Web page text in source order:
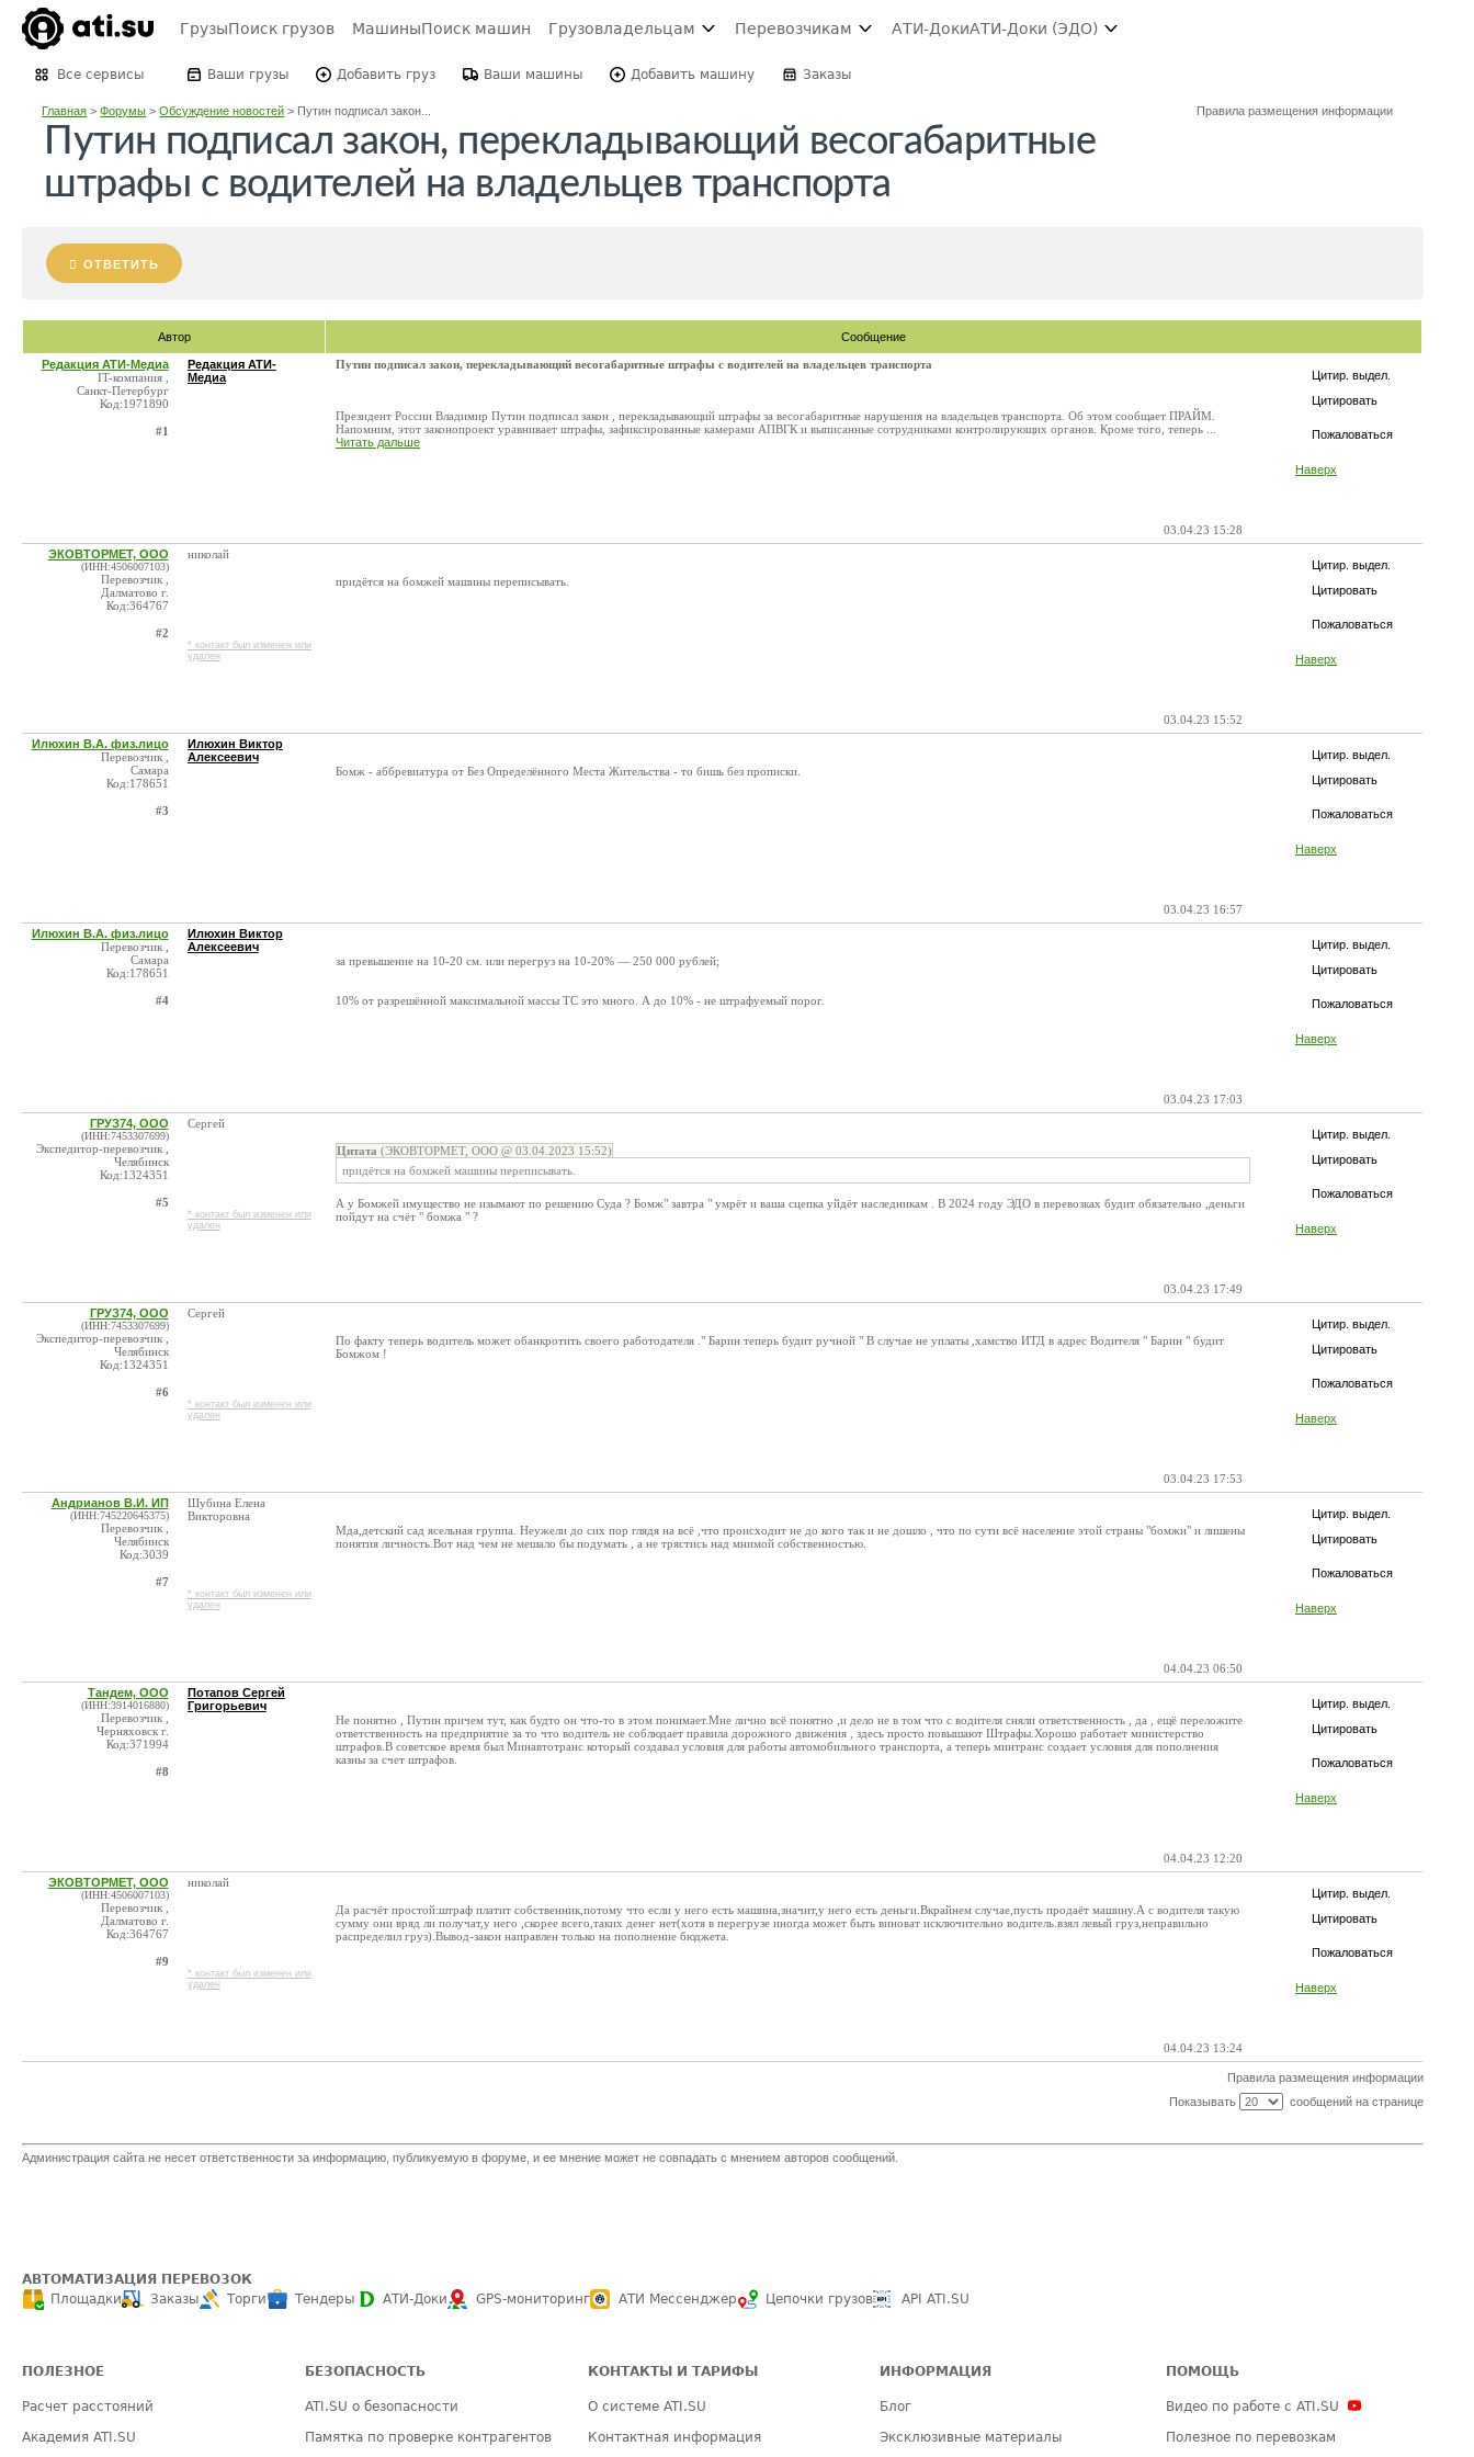
ГрузыПоиск грузов МашиныПоиск машин Грузовладельцам Перевозчикам АТИ-ДокиАТИ-Доки (ЭДО)
Все сервисы Ваши грузы Добавить груз Ваши машины Добавить машину Заказы
Главная >Форумы >Обсуждение новостей > Путин подписал закон... Правила размещения информации
Путин подписал закон, перекладывающий весогабаритные
штрафы с водителей на владельцев транспорта
ОТВЕТИТЬ
Автор Сообщение
Цитир. выдел.
Цитировать
Пожаловаться
Наверх
Редакция АТИ-Медиа
IT-компания ,
Санкт-Петербург
Код:1971890
#1
Редакция АТИ-
Медиа
Путин подписал закон, перекладывающий весогабаритные штрафы с водителей на владельцев транспорта
Президент России Владимир Путин подписал закон , перекладывающий штрафы за весогабаритные нарушения на владельцев транспорта. Об этом сообщает ПРАЙМ.
Напомним, этот законопроект уравнивает штрафы, зафиксированные камерами АПВГК и выписанные сотрудниками контролирующих органов. Кроме того, теперь ...
Читать дальше
03.04.23 15:28
Цитир. выдел.
Цитировать
Пожаловаться
Наверх
ЭКОВТОРМЕТ, ООО
(ИНН:4506007103)
Перевозчик ,
Далматово г.
Код:364767
#2
николай
* контакт был изменен или
удален
придётся на бомжей машины переписывать.
03.04.23 15:52
Цитир. выдел.
Цитировать
Пожаловаться
Наверх
Илюхин В.А. физ.лицо
Перевозчик ,
Самара
Код:178651
#3
Илюхин Виктор
Алексеевич
Бомж - аббревиатура от Без Определённого Места Жительства - то бишь без прописки.
03.04.23 16:57
Цитир. выдел.
Цитировать
Пожаловаться
Наверх
Илюхин В.А. физ.лицо
Перевозчик ,
Самара
Код:178651
#4
Илюхин Виктор
Алексеевич
за превышение на 10-20 см. или перегруз на 10-20% — 250 000 рублей;
10% от разрешённой максимальной массы ТС это много. А до 10% - не штрафуемый порог.
03.04.23 17:03
Цитир. выдел.
Цитировать
Пожаловаться
Наверх
ГРУЗ74, ООО
(ИНН:7453307699)
Экспедитор-перевозчик ,
Челябинск
Код:1324351
#5
Сергей
* контакт был изменен или
удален
Цитата (ЭКОВТОРМЕТ, ООО @ 03.04.2023 15:52)
придётся на бомжей машины переписывать.
А у Бомжей имущество не изымают по решению Суда ? Бомж" завтра " умрёт и ваша сцепка уйдёт наследникам . В 2024 году ЭДО в перевозках будит обязательно ,деньги
пойдут на счёт " бомжа " ?
03.04.23 17:49
Цитир. выдел.
Цитировать
Пожаловаться
Наверх
ГРУЗ74, ООО
(ИНН:7453307699)
Экспедитор-перевозчик ,
Челябинск
Код:1324351
#6
Сергей
* контакт был изменен или
удален
По факту теперь водитель может обанкротить своего работодателя ." Барин теперь будит ручной " В случае не уплаты ,хамство ИТД в адрес Водителя " Барин " будит
Бомжом !
03.04.23 17:53
Цитир. выдел.
Цитировать
Пожаловаться
Наверх
Андрианов В.И. ИП
(ИНН:745220645375)
Перевозчик ,
Челябинск
Код:3039
#7
Шубина Елена
Викторовна
* контакт был изменен или
удален
Мда,детский сад ясельная группа. Неужели до сих пор глядя на всё ,что происходит не до кого так и не дошло , что по сути всё население этой страны "бомжи" и лишены
понятия личность.Вот над чем не мешало бы подумать , а не трястись над мнимой собственностью.
04.04.23 06:50
Цитир. выдел.
Цитировать
Пожаловаться
Наверх
Тандем, ООО
(ИНН:3914016880)
Перевозчик ,
Черняховск г.
Код:371994
#8
Потапов Сергей
Григорьевич
Не понятно , Путин причем тут, как будто он что-то в этом понимает.Мне лично всё понятно ,и дело не в том что с водителя сняли ответственность , да , ещё переложите
ответственность на предприятие за то что водитель не соблюдает правила дорожного движения , здесь просто повышают Штрафы.Хорошо работает министерство
штрафов.В советское время был Минавтотранс который создавал условия для работы автомобильного транспорта, а теперь минтранс создает условия для пополнения
казны за счет штрафов.
04.04.23 12:20
Цитир. выдел.
Цитировать
Пожаловаться
Наверх
ЭКОВТОРМЕТ, ООО
(ИНН:4506007103)
Перевозчик ,
Далматово г.
Код:364767
#9
николай
* контакт был изменен или
удален
Да расчёт простой:штраф платит собственник,потому что если у него есть машина,значит,у него есть деньги.Вкрайнем случае,пусть продаёт машину.А с водителя такую
сумму они вряд ли получат,у него ,скорее всего,таких денег нет(хотя в перегрузе иногда может быть виноват исключительно водитель.взял левый груз,неправильно
распределил груз).Вывод-закон направлен только на пополнение бюджета.
04.04.23 13:24
Правила размещения информации
Показывать
сообщений на странице
Администрация сайта не несет ответственности за информацию, публикуемую в форуме, и ее мнение может не совпадать с мнением авторов сообщений.
АВТОМАТИЗАЦИЯ ПЕРЕВОЗОК
Площадки
Заказы Торги Тендеры АТИ-Доки GPS-мониторинг АТИ Мессенджер Цепочки грузов API ATI.SU
ПОЛЕЗНОЕ
Расчет расстояний
Академия ATI.SU
БЕЗОПАСНОСТЬ
ATI.SU о безопасности
Памятка по проверке контрагентов
КОНТАКТЫ И ТАРИФЫ
О системе ATI.SU
Контактная информация
ИНФОРМАЦИЯ
Блог
Эксклюзивные материалы
ПОМОЩЬ
Видео по работе с ATI.SU
Полезное по перевозкам